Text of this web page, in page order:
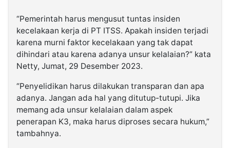
“Pemerintah harus mengusut tuntas insiden
kecelakaan kerja di PT ITSS. Apakah insiden terjadi
karena murni faktor kecelakaan yang tak dapat
dihindari atau karena adanya unsur kelalaian?” kata
Netty, Jumat, 29 Desember 2023.
“Penyelidikan harus dilakukan transparan dan apa
adanya. Jangan ada hal yang ditutup-tutupi. Jika
memang ada unsur kelalaian dalam aspek
penerapan K3, maka harus diproses secara hukum,”
tambahnya.